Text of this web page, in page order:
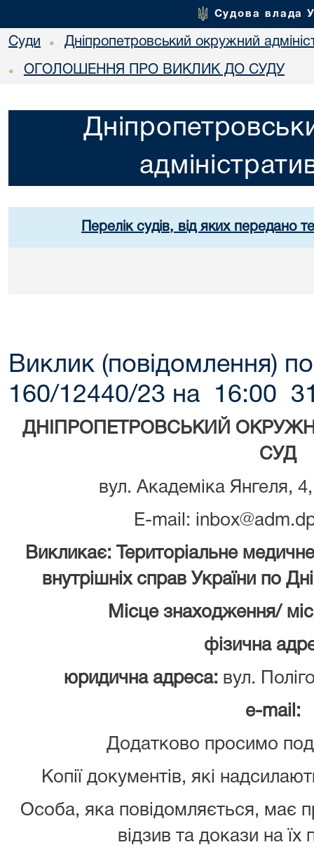
Судова влада
Суди • Дніпропетровський окружний
• ОГОЛОШЕННЯ ПРО ВИКЛИК ДО СУДУ
Перелік судів, від яких передано
Виклик (повідомлення)
160/12440/23 на 16:00
ДНІПРОПЕТРОВСЬКИЙ
СУД
вул. Академіка Янгеля,
E-mail:
Викликає:
Територіальне
внутрішніх справ України по
Місце знаходження/
фізична
юридична адреса: вул.
e-mail :
Додатково просимо
Копії документів, які
Особа, яка повідомляється, має
відзив та докази на їх